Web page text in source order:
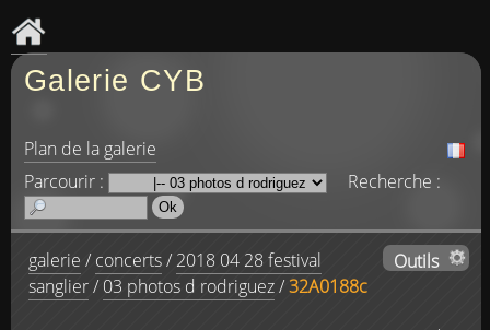
Galerie CYB
Plan de la galerie
Parcourir :
Recherche :
Outils
galerie / concerts/ 2018 04 28 festival
sanglier/ 03 photos d rodriguez/32A0188c